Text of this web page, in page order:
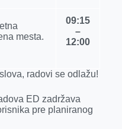
mesta.
09:15
–
12:00
radovi se odlažu!
ED zadržava
pre planiranog